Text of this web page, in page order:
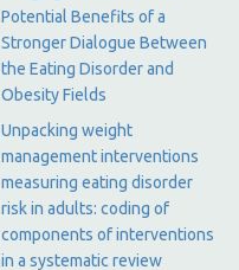
Potential Benefits of a
Stronger Dialogue Between
the Eating Disorder and
Obesity Fields
Unpacking weight
management interventions
measuring eating disorder
risk in adults: coding of
components of interventions
in a systematic review